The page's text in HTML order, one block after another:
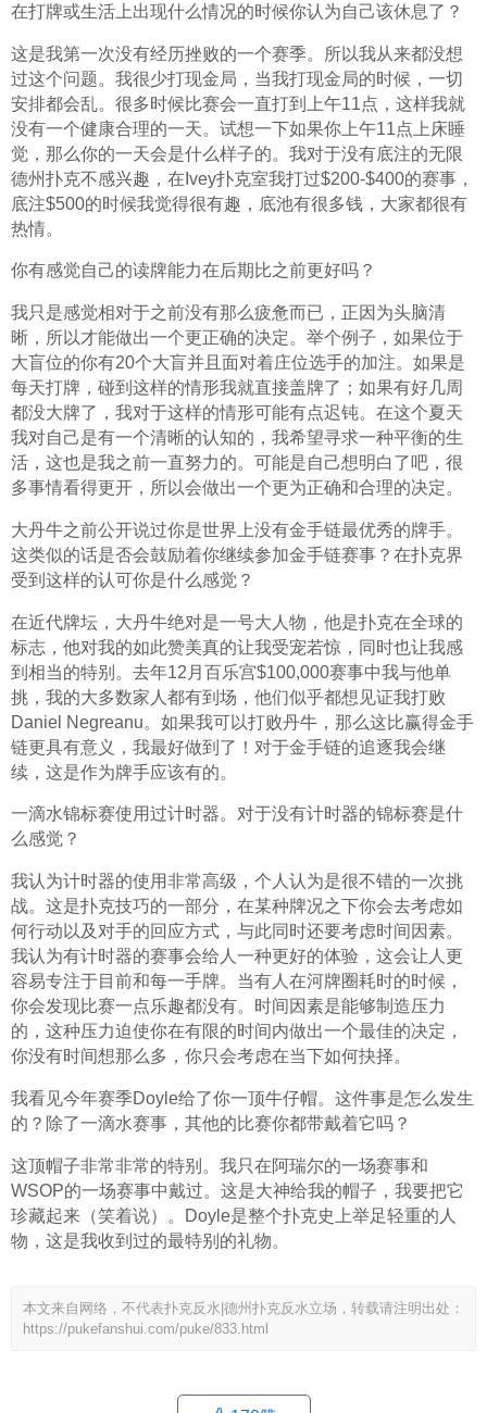
在打牌或生活上出现什么情况的时候你认为自己该休息了？
这是我第一次没有经历挫败的一个赛季。所以我从来都没想
过这个问题。我很少打现金局，当我打现金局的时候，一切
安排都会乱。很多时候比赛会一直打到上午11点，这样我就
没有一个健康合理的一天。试想一下如果你上午11点上床睡
觉，那么你的一天会是什么样子的。我对于没有底注的无限
德州扑克不感兴趣，在Ivey扑克室我打过$200-$400的赛事，
底注$500的时候我觉得很有趣，底池有很多钱，大家都很有
热情。
你有感觉自己的读牌能力在后期比之前更好吗？
我只是感觉相对于之前没有那么疲惫而已，正因为头脑清
晰，所以才能做出一个更正确的决定。举个例子，如果位于
大盲位的你有20个大盲并且面对着庄位选手的加注。如果是
每天打牌，碰到这样的情形我就直接盖牌了；如果有好几周
都没大牌了，我对于这样的情形可能有点迟钝。在这个夏天
我对自己是有一个清晰的认知的，我希望寻求一种平衡的生
活，这也是我之前一直努力的。可能是自己想明白了吧，很
多事情看得更开，所以会做出一个更为正确和合理的决定。
大丹牛之前公开说过你是世界上没有金手链最优秀的牌手。
这类似的话是否会鼓励着你继续参加金手链赛事？在扑克界
受到这样的认可你是什么感觉？
在近代牌坛，大丹牛绝对是一号大人物，他是扑克在全球的
标志，他对我的如此赞美真的让我受宠若惊，同时也让我感
到相当的特别。去年12月百乐宫$100,000赛事中我与他单
挑，我的大多数家人都有到场，他们似乎都想见证我打败
Daniel Negreanu。如果我可以打败丹牛，那么这比赢得金手
链更具有意义，我最好做到了！对于金手链的追逐我会继
续，这是作为牌手应该有的。
一滴水锦标赛使用过计时器。对于没有计时器的锦标赛是什
么感觉？
我认为计时器的使用非常高级，个人认为是很不错的一次挑
战。这是扑克技巧的一部分，在某种牌况之下你会去考虑如
何行动以及对手的回应方式，与此同时还要考虑时间因素。
我认为有计时器的赛事会给人一种更好的体验，这会让人更
容易专注于目前和每一手牌。当有人在河牌圈耗时的时候，
你会发现比赛一点乐趣都没有。时间因素是能够制造压力
的，这种压力迫使你在有限的时间内做出一个最佳的决定，
你没有时间想那么多，你只会考虑在当下如何抉择。
我看见今年赛季Doyle给了你一顶牛仔帽。这件事是怎么发生
的？除了一滴水赛事，其他的比赛你都带戴着它吗？
这顶帽子非常非常的特别。我只在阿瑞尔的一场赛事和
WSOP的一场赛事中戴过。这是大神给我的帽子，我要把它
珍藏起来（笑着说）。Doyle是整个扑克史上举足轻重的人
物，这是我收到过的最特别的礼物。
本文来自网络，不代表扑克反水|德州扑克反水立场，转载请注明出处：
https://pukefanshui.com/puke/833.html